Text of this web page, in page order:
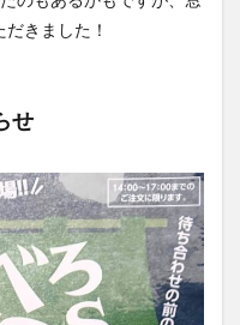
きました！
せ